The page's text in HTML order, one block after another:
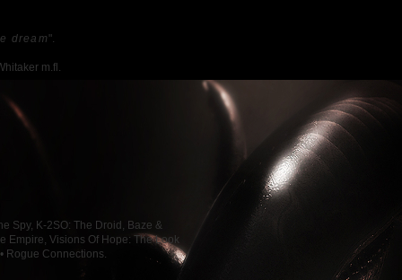
dream ".
m.fl.
Spy, K-2SO: The Droid, Baze &
Empire, Visions Of Hope: The Look
Rogue Connections.